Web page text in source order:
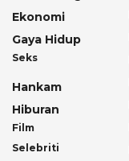
Ekonomi
Gaya Hidup
Seks
Hankam
Hiburan
Film
Selebriti